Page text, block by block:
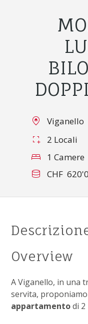
Viganello
2 Locali
1 Camere
CHF
Overview
A Viganello, in una
servita,
appartamentodi 2